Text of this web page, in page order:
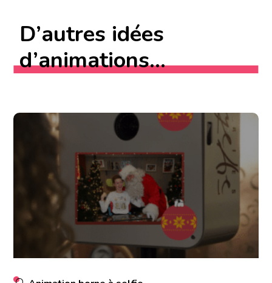
D’autres idées
d’animations...